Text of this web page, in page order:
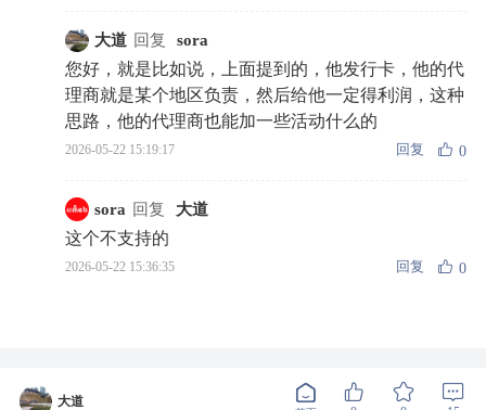
大道
大道 回复 sora
您好，就是比如说，上面提到的，他发行卡，他的代
理商就是某个地区负责，然后给他一定得利润，这种
思路，他的代理商也能加一些活动什么的
2026-05-22 15:19:17 回复 0
sora 回复 大道
这个不支持的
2026-05-22 15:36:35 回复 0